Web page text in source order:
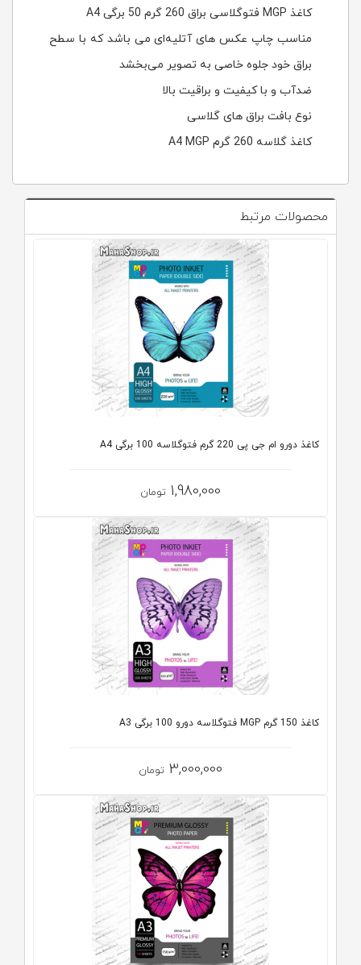
کاغذ MGP فتوگلاسی براق 260 گرم 50 برگی A4
مناسب چاپ عکس های آتلیه‌ای می باشد که با سطح
براق خود جلوه خاصی به تصویر می‌بخشد
ضدآب و با کیفیت و براقیت بالا
نوع بافت براق های گلاسی
کاغذ گلاسه 260 گرم A4 MGP
محصولات مرتبط
کاغذ دورو ام جی پی 220 گرم فتوگلاسه 100 برگی A4
1,980,000 تومان
کاغذ 150 گرم MGP فتوگلاسه دورو 100 برگی A3
3,000,000 تومان